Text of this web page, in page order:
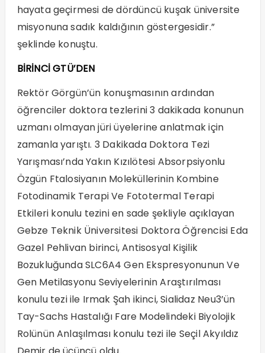
hayata geçirmesi de dördüncü kuşak üniversite
misyonuna sadık kaldığının göstergesidir.”
şeklinde konuştu.
BİRİNCİ GTÜ’DEN
Rektör Görgün’ün konuşmasının ardından
öğrenciler doktora tezlerini 3 dakikada konunun
uzmanı olmayan jüri üyelerine anlatmak için
zamanla yarıştı. 3 Dakikada Doktora Tezi
Yarışması’nda Yakın Kızılötesi Absorpsiyonlu
Özgün Ftalosiyanın Moleküllerinin Kombine
Fotodinamik Terapi Ve Fototermal Terapi
Etkileri konulu tezini en sade şekliyle açıklayan
Gebze Teknik Üniversitesi Doktora Öğrencisi Eda
Gazel Pehlivan birinci, Antisosyal Kişilik
Bozukluğunda SLC6A4 Gen Ekspresyonunun Ve
Gen Metilasyonu Seviyelerinin Araştırılması
konulu tezi ile Irmak Şah ikinci, Sialidaz Neu3’ün
Tay-Sachs Hastalığı Fare Modelindeki Biyolojik
Rolünün Anlaşılması konulu tezi ile Seçil Akyıldız